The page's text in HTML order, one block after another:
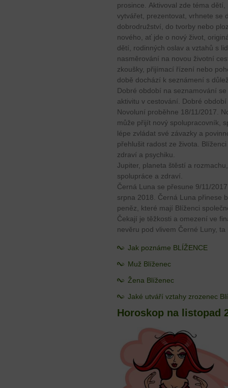
prosince. Aktivoval zde téma
vytvářet, prezentovat, vrhnete se
dobrodružství, do tvorby nebo
nového, ať jde o nový život,
dětí, rodinných oslav a vztahů s
nasměrování na novou životní
zkoušky, přijímací řízení nebo
době dochází k seznámení s
Dobré období na seznamování
aktivitu v cestování. Dobré
Novoluní proběhne 18/11/2017.
může přijít nový spolupracovník,
lépe zvládat své závazky a
přehlušit radost ze života.
zdraví a psychiku.
Jupiter, planeta štěstí a
spolupráce a zdraví.
Černá Luna se přesune 9/11/
srpna 2018. Černá Luna přinese
peněz, které mají Blíženci
Čekají je těžkosti a omezení ve
nevěru pod vlivem Černé Luny,
Jak poznáme BLÍŽENCE
Muž Blíženec
Žena Blíženec
Jaké utváří vztahy zrozenec
Horoskop na listopad